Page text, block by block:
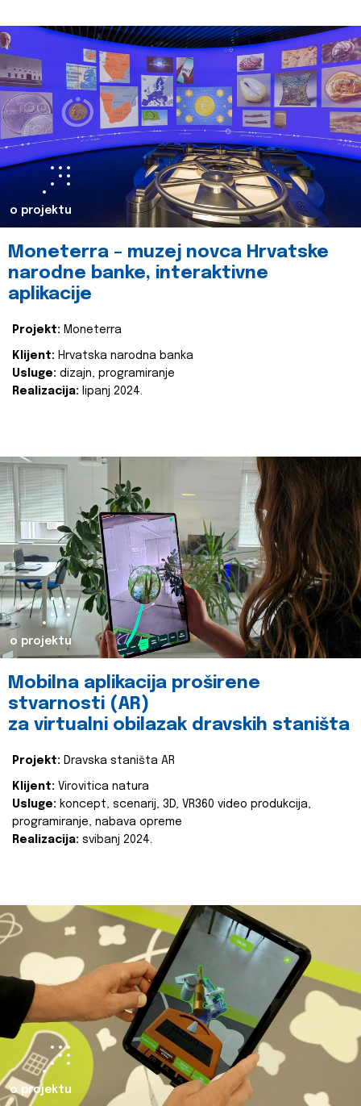
o projektu
Moneterra – muzej novca Hrvatske
narodne banke, interaktivne
aplikacije
Projekt: Moneterra
Klijent: Hrvatska narodna banka
Usluge: dizajn, programiranje
Realizacija: lipanj 2024.
o projektu
Mobilna aplikacija proširene
stvarnosti (AR)
za virtualni obilazak dravskih staništa
Projekt: Dravska staništa AR
Klijent: Virovitica natura
Usluge: koncept, scenarij, 3D, VR360 video produkcija,
programiranje, nabava opreme
Realizacija: svibanj 2024.
o projektu